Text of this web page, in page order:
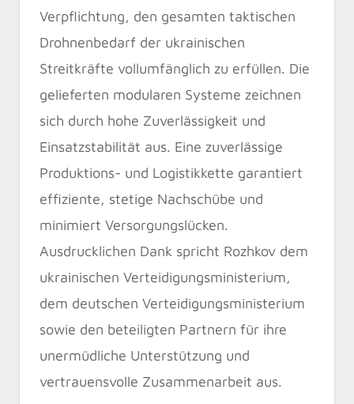
Verpflichtung, den gesamten taktischen
Drohnenbedarf der ukrainischen
Streitkräfte vollumfänglich zu erfüllen. Die
gelieferten modularen Systeme zeichnen
sich durch hohe Zuverlässigkeit und
Einsatzstabilität aus. Eine zuverlässige
Produktions- und Logistikkette garantiert
effiziente, stetige Nachschübe und
minimiert Versorgungslücken.
Ausdrucklichen Dank spricht Rozhkov dem
ukrainischen Verteidigungsministerium,
dem deutschen Verteidigungsministerium
sowie den beteiligten Partnern für ihre
unermüdliche Unterstützung und
vertrauensvolle Zusammenarbeit aus.